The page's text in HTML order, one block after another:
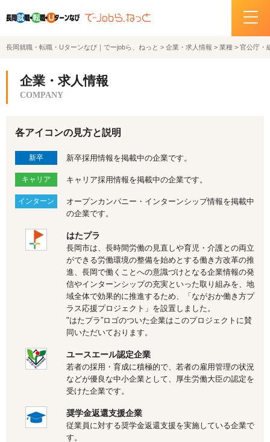
ホーム
イベント情報
サポートデスクの紹介
お問い合わせ
関連機関リンク
サイトポリシー
プライバシーポリシー
運営会社について
長岡就職・転職・Uターンなび｜でーjobら、ねっと > 企業・求人情報 > 業種 > 官公庁・
企業・求人情報
COMPANY
各アイコンの見方と説明
新卒 新卒採用情報を掲載中の企業です。
キャリア キャリア採用情報を掲載中の企業です。
インターン
オープンカンパニー・インターンシップ情報を掲載中
の企業です。
はたプラ
長岡市は、長時間労働の見直しや育児・介護との両立
ができる労働環境の整備を始めとする働き方改革の推
進、長岡で働くことへの意識づけとなる企業情報の発
信やインターンシップの充実といった取り組みを、地
域全体で効果的に推進するため、「ながおか働き方プ
ラス応援プロジェクト」を設置しました。
"はたプラ”ロゴのついた企業はこのプロジェクトに賛
同いただいております。
ユースエール認定企業
若者の採用・育成に積極的で、若者の雇用管理の状況
などが優良な中小企業として、厚生労働大臣の認定を
受けた企業です。
奨学金返還支援企業
従業員に対する奨学金返還支援を実施している企業で
す。